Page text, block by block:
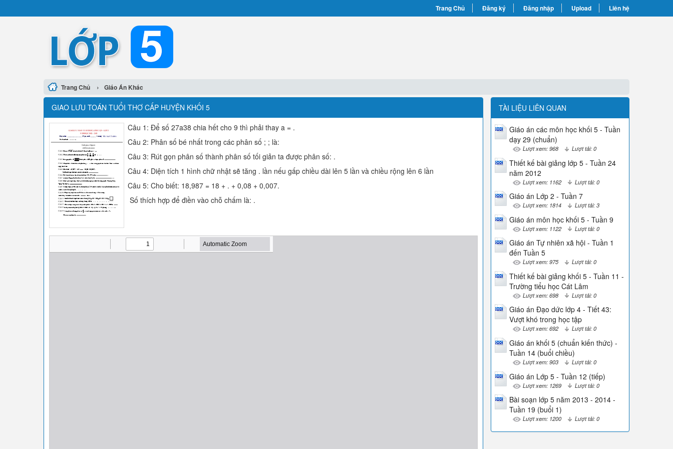
Trang Chủ Đăng ký Đăng nhập Upload Liên hệ
Trang Chủ › Giáo Án Khác
GIAO LƯU TOÁN TUỔI THƠ CẤP HUYỆN KHỐI 5
Câu 1: Để số 27a38 chia hết cho 9 thì phải thay a = .
Câu 2: Phân số bé nhất trong các phân số ; ; là:
Câu 3: Rút gọn phân số thành phân số tối giản ta được phân số: .
Câu 4: Diện tích 1 hình chữ nhật sẽ tăng . lần nếu gấp chiều dài lên 5 lần và chiều rộng lên 6 lần
Câu 5: Cho biết: 18,987 = 18 + . + 0,08 + 0,007.
Số thích hợp để điền vào chỗ chấm là: .
TÀI LIỆU LIÊN QUAN
Giáo án các môn học khối 5 - Tuần
dạy 29 (chuẩn)
Lượt xem: 968 Lượt tải: 0
Thiết kế bài giảng lớp 5 - Tuần 24
năm 2012
Lượt xem: 1162 Lượt tải: 0
Giáo án Lớp 2 - Tuần 7
Lượt xem: 1814 Lượt tải: 3
Giáo án môn học khối 5 - Tuần 9
Lượt xem: 1122 Lượt tải: 0
Giáo án Tự nhiên xã hội - Tuần 1
đến Tuần 5
Lượt xem: 975 Lượt tải: 0
Thiết kế bài giảng khối 5 - Tuần 11 -
Trường tiểu học Cát Lâm
Lượt xem: 698 Lượt tải: 0
Giáo án Đạo dức lớp 4 - Tiết 43:
Vượt khó trong học tập
Lượt xem: 692 Lượt tải: 0
Giáo án khối 5 (chuẩn kiến thức) -
Tuần 14 (buổi chiều)
Lượt xem: 903 Lượt tải: 0
Giáo án Lớp 5 - Tuần 12 (tiếp)
Lượt xem: 1269 Lượt tải: 0
Bài soạn lớp 5 năm 2013 - 2014 -
Tuần 19 (buổi 1)
Lượt xem: 1200 Lượt tải: 0